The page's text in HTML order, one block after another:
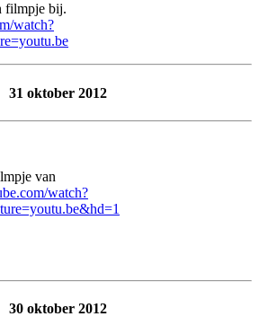
filmpje bij.
watch?
31 oktober 2012
van
watch?
30 oktober 2012